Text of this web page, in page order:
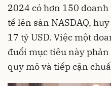
2024 có hơn 150
tế lên sàn NASDAQ,
17 tỷ USD. Việc một
đuổi mục tiêu này
quy mô và tiếp cận